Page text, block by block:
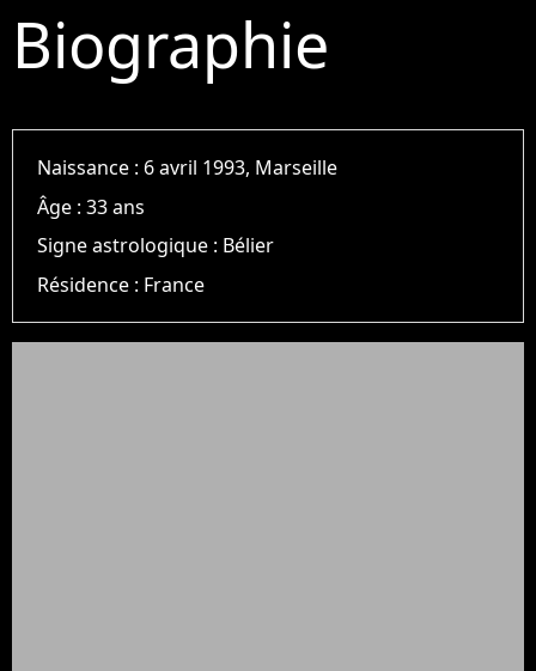
Biographie
Naissance : 6 avril 1993, Marseille
Âge :33 ans
Signe astrologique : Bélier
Résidence : France